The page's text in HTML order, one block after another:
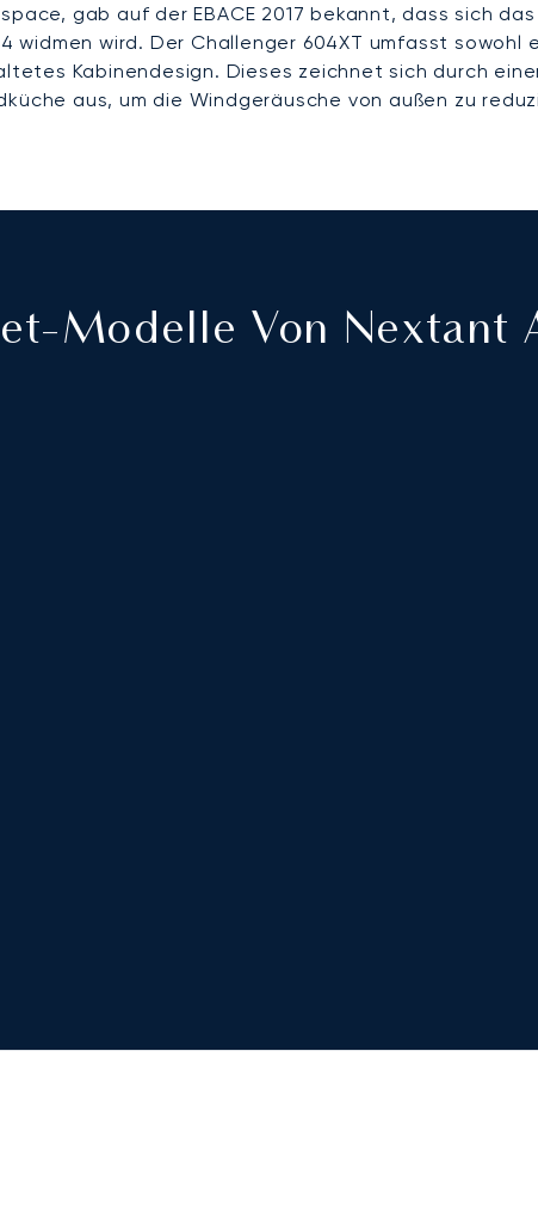
gab auf der EBACE 2017 bekannt, dass sich
widmen wird. Der Challenger 604XT umfasst
Kabinendesign. Dieses zeichnet sich durch
aus, um die Windgeräusche von außen zu
Modelle Von Nextant